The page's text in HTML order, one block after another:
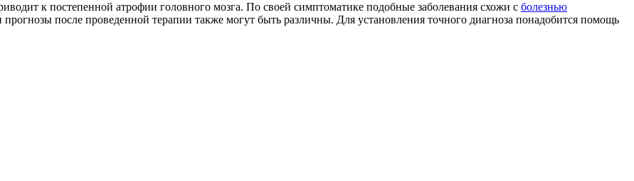
к постепенной атрофии головного мозга. По своей симптоматике подобные заболевания схожи с болезнью
после проведенной терапии также могут быть различны. Для установления точного диагноза понадобится помощь